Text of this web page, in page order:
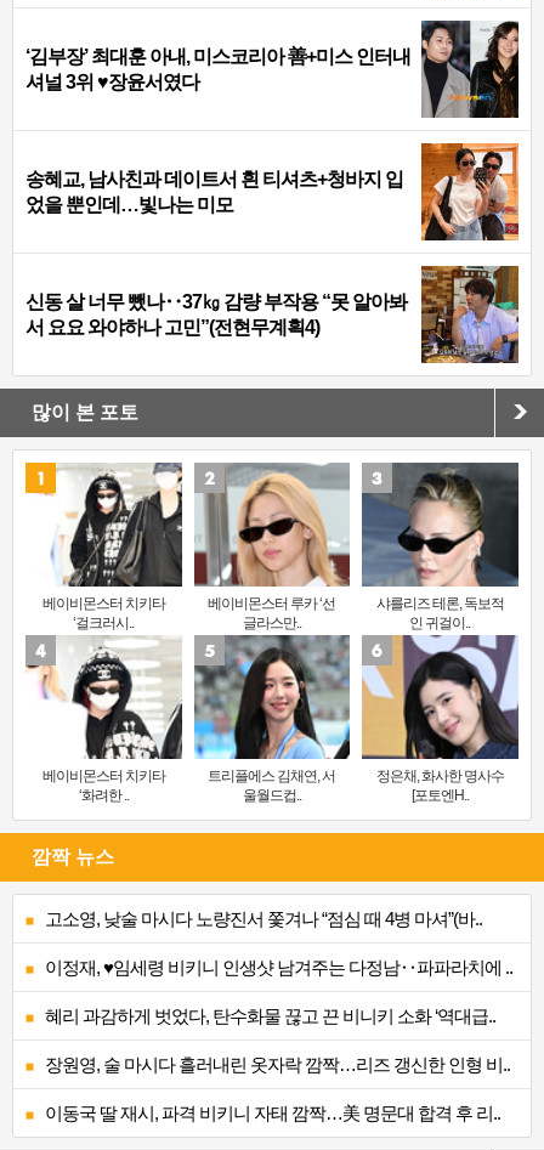
‘김부장’ 최대훈 아내, 미스코리아 善+미스 인터내
셔널 3위 ♥장윤서였다
송혜교, 남사친과 데이트서 흰 티셔츠+청바지 입
었을 뿐인데…빛나는 미모
신동 살 너무 뺐나‥37㎏ 감량 부작용 “못 알아봐
서 요요 와야하나 고민”(전현무계획4)
많이 본 포토
베이비몬스터 치키타
‘걸크러시..
베이비몬스터 루카 ‘선
글라스만..
샤를리즈 테론, 독보적
인 귀걸이..
베이비몬스터 치키타
‘화려한 ..
트리플에스 김채연, 서
울월드컵..
정은채, 화사한 명사수
[포토엔H..
깜짝 뉴스
고소영, 낮술 마시다 노량진서 쫓겨나 “점심 때 4병 마셔”(바..
이정재, ♥임세령 비키니 인생샷 남겨주는 다정남‥파파라치에 ..
혜리 과감하게 벗었다, 탄수화물 끊고 끈 비니키 소화 ‘역대급..
장원영, 술 마시다 흘러내린 옷자락 깜짝…리즈 갱신한 인형 비..
이동국 딸 재시, 파격 비키니 자태 깜짝…美 명문대 합격 후 리..